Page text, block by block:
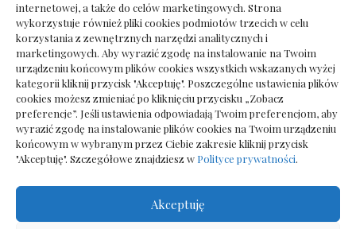
internetowej, a także do celów marketingowych. Strona
wykorzystuje również pliki cookies podmiotów trzecich w celu
korzystania z zewnętrznych narzędzi analitycznych i
marketingowych. Aby wyrazić zgodę na instalowanie na Twoim
urządzeniu końcowym plików cookies wszystkich wskazanych wyżej
kategorii kliknij przycisk "Akceptuję". Poszczególne ustawienia plików
cookies możesz zmieniać po kliknięciu przycisku „Zobacz
preferencje”. Jeśli ustawienia odpowiadają Twoim preferencjom, aby
wyrazić zgodę na instalowanie plików cookies na Twoim urządzeniu
końcowym w wybranym przez Ciebie zakresie kliknij przycisk
"Akceptuję". Szczegółowe znajdziesz w Polityce prywatności.
Akceptuję